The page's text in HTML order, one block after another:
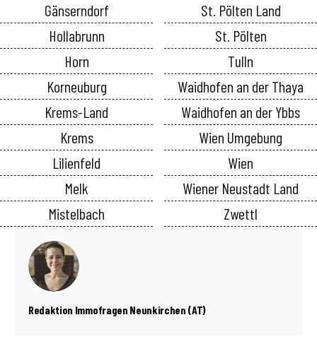
Gänserndorf
Hollabrunn
Horn
Korneuburg
Krems-Land
Krems
Lilienfeld
Melk
Mistelbach
St. Pölten Land
St. Pölten
Tulln
Waidhofen an der Thaya
Waidhofen an der Ybbs
Wien Umgebung
Wien
Wiener Neustadt Land
Zwettl
Redaktion Immofragen Neunkirchen (AT)